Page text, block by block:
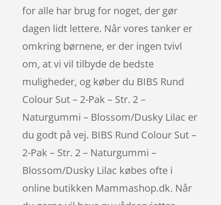
for alle har brug for noget, der gør
dagen lidt lettere. Når vores tanker er
omkring børnene, er der ingen tvivl
om, at vi vil tilbyde de bedste
muligheder, og køber du BIBS Rund
Colour Sut – 2-Pak – Str. 2 –
Naturgummi – Blossom/Dusky Lilac er
du godt på vej. BIBS Rund Colour Sut –
2-Pak – Str. 2 – Naturgummi –
Blossom/Dusky Lilac købes ofte i
online butikken Mammashop.dk. Når